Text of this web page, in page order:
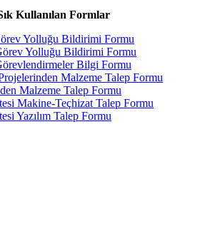
Kullanılan Formlar
Yolluğu Bildirimi Formu
Yolluğu Bildirimi Formu
Bilgi Formu
Malzeme Talep Formu
Malzeme Talep Formu
Makine-Teçhizat Talep Formu
Yazılım Talep Formu